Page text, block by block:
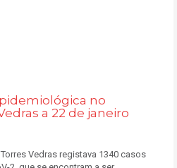
no
a 22 de janeiro
Vedras registava 1340 casos